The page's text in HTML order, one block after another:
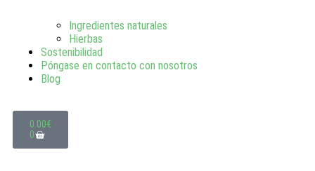
Ingredientes naturales
Hierbas
Sostenibilidad
Póngase en contacto con nosotros
Blog
0.00€
0